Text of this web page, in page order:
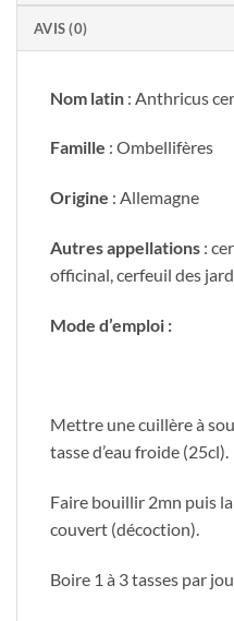
AVIS (0)
Nom latin : Anthricus
Famille : Ombellifères
Origine : Allemagne
Autres appellations :
officinal, cerfeuil des
Mode d’emploi :
Mettre une cuillère à
tasse d’eau froide (25cl).
Faire bouillir 2mn puis
couvert (décoction).
Boire 1 à 3 tasses par